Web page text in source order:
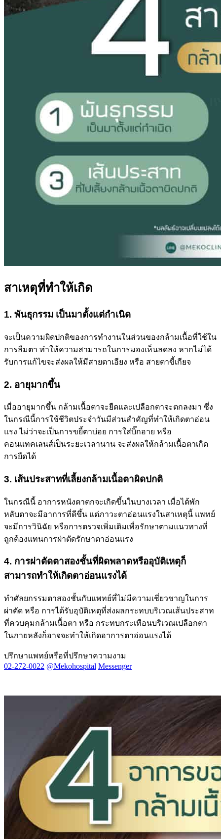
สาเหตุที่ทำให้เกิด
1. พันธุกรรม เป็นมาตั้งแต่กำเนิด
จะเป็นความผิดปกติของการทำงานในส่วนของกล้ามเนื้อที่ใช้ใน
การลืมตา ทำให้ความสามารถในการมองเห็นลดลง หากไม่ได้
รับการแก้ไขจะส่งผลให้มีสายตาเอียง หรือ สายตาขี้เกียจ
2. อายุมากขึ้น
เมื่ออายุมากขึ้น กล้ามเนื้อตาจะยืดและเปลือกตาจะตกลงมา ซึ่ง
ในกรณีนี้การใช้ชีวิตประจำวันมีส่วนสำคัญที่ทำให้เกิดตาอ่อน
แรง ไม่ว่าจะเป็นการขยี้ตาบ่อย การใส่บิ๊กอาย หรือ
คอนแทคเลนส์เป็นระยะเวลานาน จะส่งผลให้กล้ามเนื้อตาเกิด
การยืดได้
3. เส้นประสาทที่เลี้ยงกล้ามเนื้อตาผิดปกติ
ในกรณีนี้ อาการหนังตาตกจะเกิดขึ้นในบางเวลา เมื่อได้พัก
หลับตาจะมีอาการที่ดีขึ้น แต่ภาวะตาอ่อนแรงในสาเหตุนี้ แพทย์
จะมีการวินิฉัย หรือการตรวจเพิ่มเติมเพื่อรักษาตามแนวทางที่
ถูกต้องแทนการผ่าตัดรักษาตาอ่อนแรง
4. การผ่าตัดตาสองชั้นที่ผิดพลาดหรืออุบัติเหตุก็
สามารถทำให้เกิดตาอ่อนแรงได้
ทำศัลยกรรมตาสองชั้นกับแพทย์ที่ไม่มีความเชี่ยวชาญในการ
ผ่าตัด หรือ การได้รับอุบัติเหตุที่ส่งผลกระทบบริเวณเส้นประสาท
ที่ควบคุมกล้ามเนื้อตา หรือ กระทบกระเทือนบริเวณเปลือกตา
ในภายหลังก็อาจจะทำให้เกิดอาการตาอ่อนแรงได้
ปรึกษาแพทย์หรือที่ปรึกษาความงาม
02-272-0022 @mekohospital Messenger